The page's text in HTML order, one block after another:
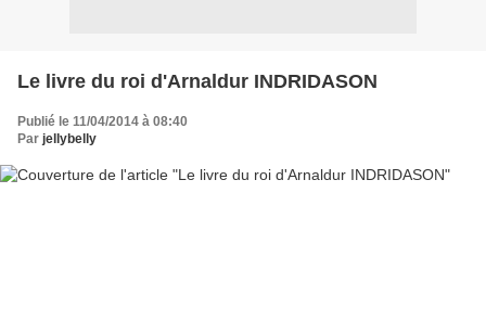
Le livre du roi d'Arnaldur INDRIDASON
Publié le 11/04/2014 à 08:40
Par jellybelly